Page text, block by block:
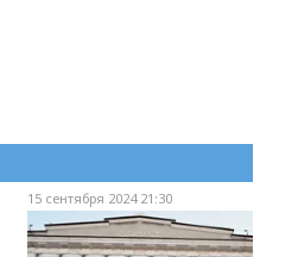
15 сентября 2024 21:30